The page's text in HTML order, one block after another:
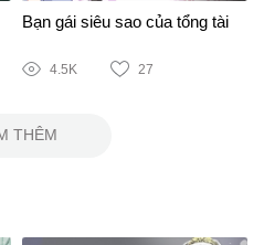
Bạn gái siêu sao của tổng tài
4.5K 27
THÊM